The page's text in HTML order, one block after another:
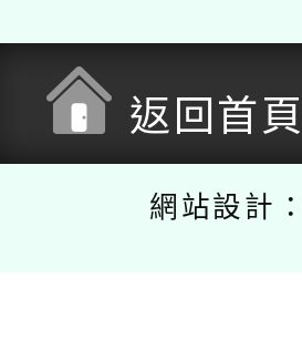
返回首頁
網站設計